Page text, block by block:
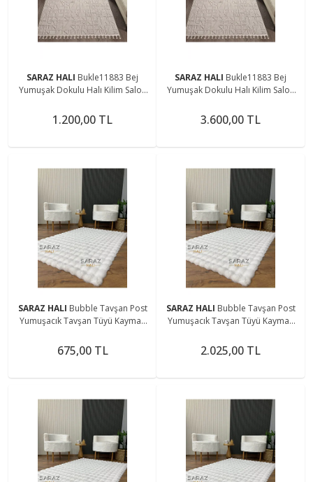
SARAZ HALI Bukle11883 Bej
Yumuşak Dokulu Halı Kilim Salon
Dokuma Makine Halısı
1.200,00 TL
SARAZ HALI Bukle11883 Bej
Yumuşak Dokulu Halı Kilim Salon
Dokuma Makine Halısı
3.600,00 TL
SARAZ HALI Bubble Tavşan Post
Yumuşacık Tavşan Tüyü Kaymaz
675,00 TL
SARAZ HALI Bubble Tavşan Post
Yumuşacık Tavşan Tüyü Kaymaz
2.025,00 TL